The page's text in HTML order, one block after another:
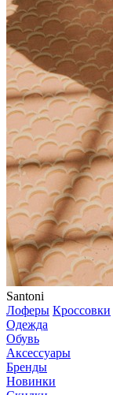
Santoni
Лоферы Кроссовки
Одежда
Обувь
Аксессуары
Бренды
Новинки